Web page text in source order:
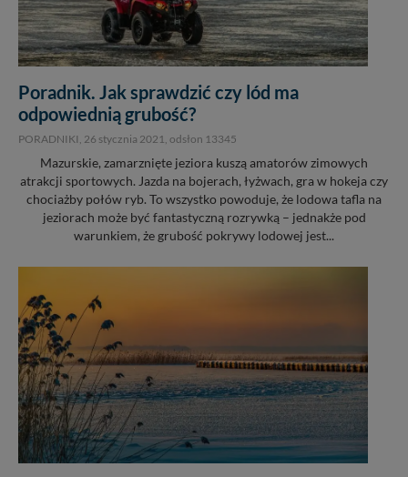
Poradnik. Jak sprawdzić czy lód ma
odpowiednią grubość?
PORADNIKI, 26 stycznia 2021, odsłon 13345
Mazurskie, zamarznięte jeziora kuszą amatorów zimowych
atrakcji sportowych. Jazda na bojerach, łyżwach, gra w hokeja czy
chociażby połów ryb. To wszystko powoduje, że lodowa tafla na
jeziorach może być fantastyczną rozrywką – jednakże pod
warunkiem, że grubość pokrywy lodowej jest...